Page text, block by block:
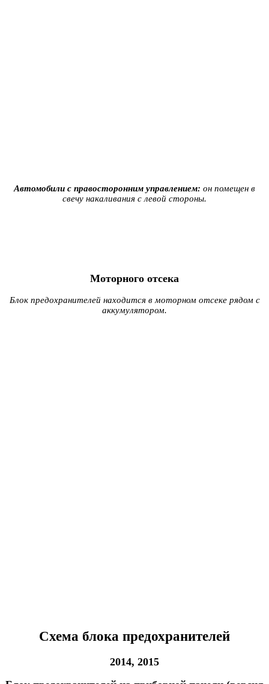
Автомобили с правосторонним управлением: он помещен в
свечу накаливания с левой стороны.
Моторного отсека
Блок предохранителей находится в моторном отсеке рядом с
аккумулятором.
Схема блока предохранителей
2014, 2015